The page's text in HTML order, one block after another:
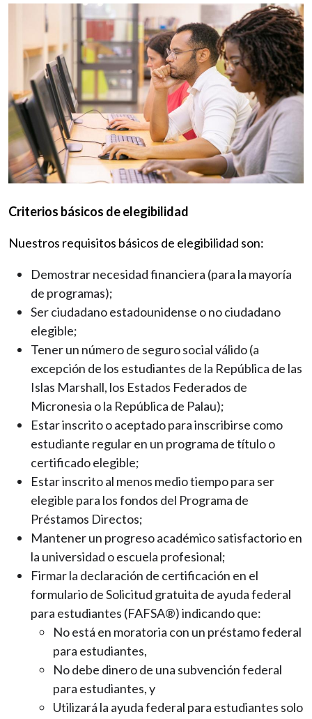
Imagen
Criterios básicos de elegibilidad
Nuestros requisitos básicos de elegibilidad son:
Demostrar necesidad financiera (para la mayoría
de programas);
Ser ciudadano estadounidense o no ciudadano
elegible;
Tener un número de seguro social válido (a
excepción de los estudiantes de la República de las
Islas Marshall, los Estados Federados de
Micronesia o la República de Palau);
Estar inscrito o aceptado para inscribirse como
estudiante regular en un programa de título o
certificado elegible;
Estar inscrito al menos medio tiempo para ser
elegible para los fondos del Programa de
Préstamos Directos;
Mantener un progreso académico satisfactorio en
la universidad o escuela profesional;
Firmar la declaración de certificación en el
formulario de Solicitud gratuita de ayuda federal
para estudiantes (FAFSA®) indicando que:
No está en moratoria con un préstamo federal
para estudiantes,
No debe dinero de una subvención federal
para estudiantes, y
Utilizará la ayuda federal para estudiantes solo